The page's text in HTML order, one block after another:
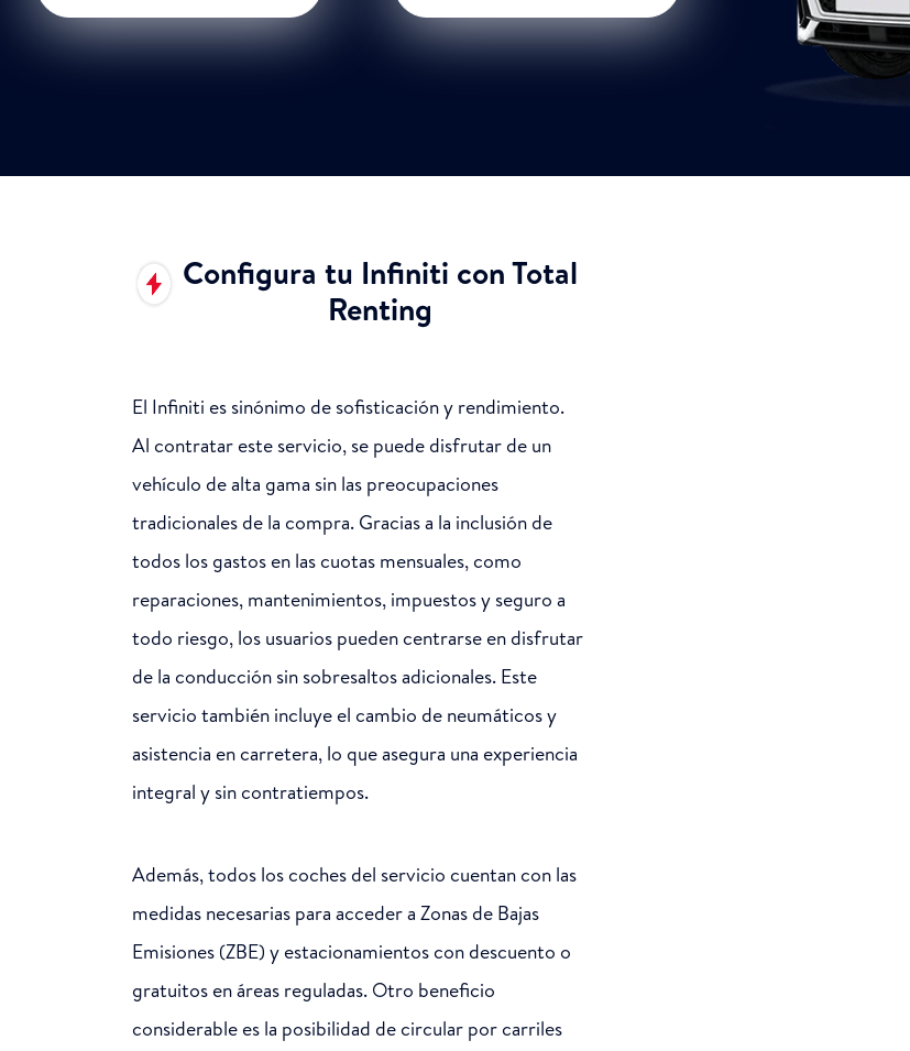
Configura tu Infiniti con Total
Renting
El Infiniti es sinónimo de sofisticación y rendimiento.
Al contratar este servicio, se puede disfrutar de un
vehículo de alta gama sin las preocupaciones
tradicionales de la compra. Gracias a la inclusión de
todos los gastos en las cuotas mensuales, como
reparaciones, mantenimientos, impuestos y seguro a
todo riesgo, los usuarios pueden centrarse en disfrutar
de la conducción sin sobresaltos adicionales. Este
servicio también incluye el cambio de neumáticos y
asistencia en carretera, lo que asegura una experiencia
integral y sin contratiempos.
Además, todos los coches del servicio cuentan con las
medidas necesarias para acceder a Zonas de Bajas
Emisiones (ZBE) y estacionamientos con descuento o
gratuitos en áreas reguladas. Otro beneficio
considerable es la posibilidad de circular por carriles